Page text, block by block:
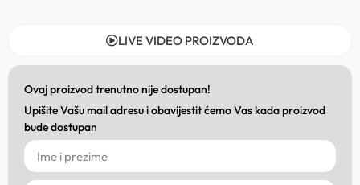
LIVE VIDEO PROIZVODA
Ovaj proizvod trenutno nije dostupan!
Upišite Vašu mail adresu i obavijestit ćemo Vas kada proizvod
bude dostupan